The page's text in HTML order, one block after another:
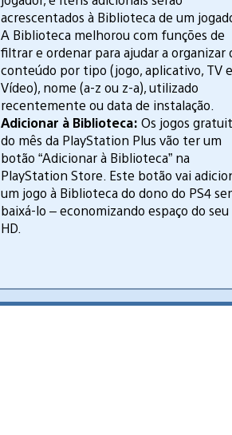
acrescentados à Biblioteca de um
A Biblioteca melhorou com funções de
filtrar e ordenar para ajudar a organizar
conteúdo por tipo (jogo, aplicativo, TV
Vídeo), nome (a-z ou z-a), utilizado
recentemente ou data de instalação.
Adicionar à Biblioteca: Os jogos
do mês da PlayStation Plus vão ter um
botão “Adicionar à Biblioteca” na
PlayStation Store. Este botão vai
um jogo à Biblioteca do dono do PS4
baixá-lo – economizando espaço do seu
HD.